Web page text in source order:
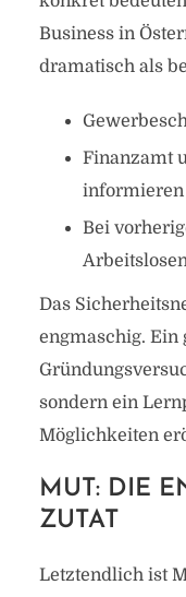
Business in
dramatisch als
Finanzamt
informieren
Bei
Das
engmaschig. Ein
sondern ein
Möglichkeiten
MUT: DIE
ZUTAT
Letztendlich ist